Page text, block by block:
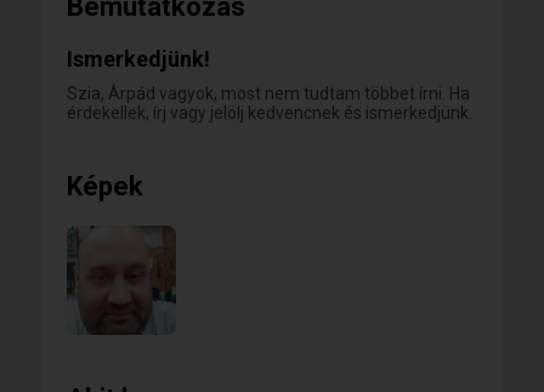
Bemutatkozás
Ismerkedjünk!
Szia, Árpád vagyok, most nem tudtam többet írni. Ha
érdekellek, írj vagy jelölj kedvencnek és ismerkedjünk.
Képek